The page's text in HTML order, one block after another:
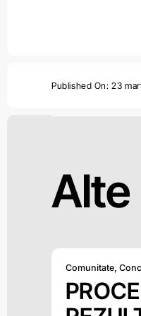
Published On: 23
Comunitate ,